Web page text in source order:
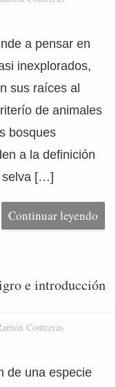
a pensar en
inexplorados,
sus raíces al
de animales
bosques
a la definición
selva […]
Continuar leyendo
e introducción
Contreras
de una especie